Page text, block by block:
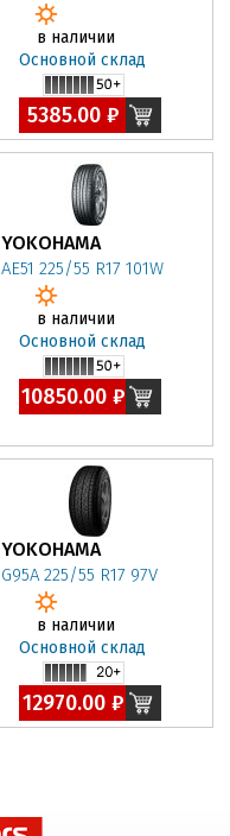
в наличии
Основной склад
5385.00 ₽
YOKOHAMA
AE51 225/55 R17 101W
в наличии
Основной склад
10850.00 ₽
YOKOHAMA
G95A 225/55 R17 97V
в наличии
Основной склад
12970.00 ₽